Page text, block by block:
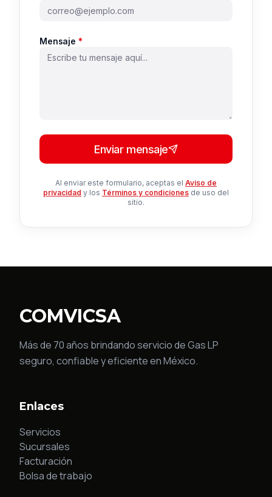
Mensaje *
Enviar mensaje
Al enviar este formulario, aceptas el Aviso de
privacidad y los Términos y condiciones de uso del
sitio.
COMVICSA
Más de 70 años brindando servicio de Gas LP
seguro, confiable y eficiente en México.
Enlaces
Servicios
Sucursales
Facturación
Bolsa de trabajo